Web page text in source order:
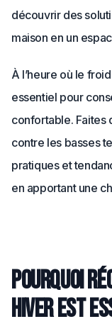
découvrir des
maison en un
À l’heure où le froid
essentiel pour
confortable. Faites
contre les basses
pratiques et
en apportant une
Pourquoi
hiver est